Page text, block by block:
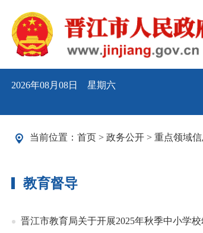
2026年08月08日 星期六
当前位置： 首页 > 政务公开 > 重点领域
教育督导
晋江市教育局关于开展2025年秋季中小学